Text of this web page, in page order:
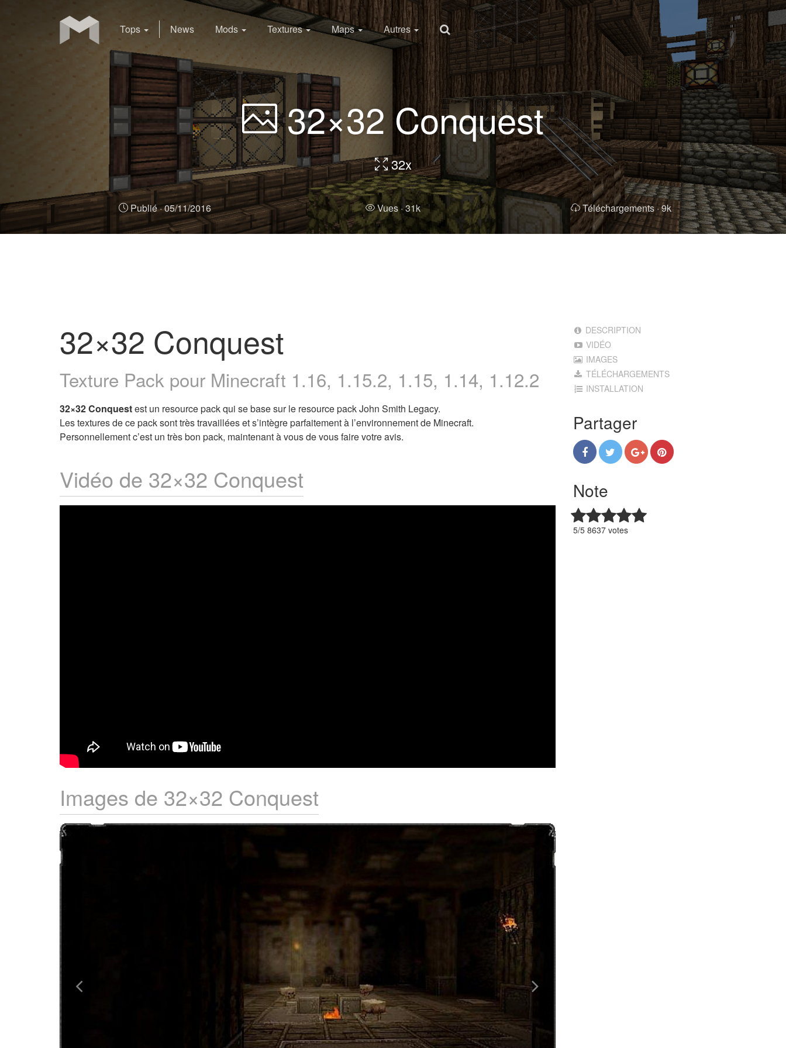
Tops News Mods Textures Maps Autres
32×32 Conquest
32x
Publié ·05/11/2016 Vues ·31k Téléchargements ·9k
32×32 Conquest
Texture Pack pour Minecraft 1.16, 1.15.2, 1.15, 1.14, 1.12.2
32×32 Conquestest un resource pack qui se base sur le resource pack John Smith Legacy.
Les textures de ce pack sont très travaillées et s’intègre parfaitement à l’environnement de Minecraft.
Personnellement c’est un très bon pack, maintenant à vous de vous faire votre avis.
Vidéo de 32×32 Conquest
Images de 32×32 Conquest
DESCRIPTION
VIDÉO
IMAGES
TÉLÉCHARGEMENTS
INSTALLATION
Partager
Note
5/5 8637 votes